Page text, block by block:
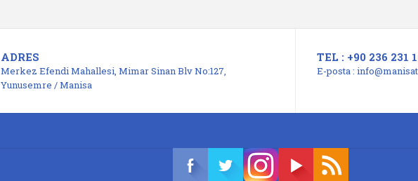
ADRES
Merkez Efendi Mahallesi, Mimar Sinan Blv No:127,
Yunusemre / Manisa
TEL : +90 236 231
E-posta :